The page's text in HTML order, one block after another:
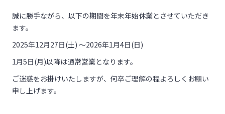
誠に勝手ながら、以下の期間を年末年始休業とさせていただき
ます。
2025年12月27日(土) ～2026年1月4日(日)
1月5日(月)以降は通常営業となります。
ご迷惑をお掛けいたしますが、何卒ご理解の程よろしくお願い
申し上げます。